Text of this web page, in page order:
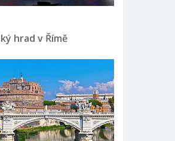
hrad v Římě